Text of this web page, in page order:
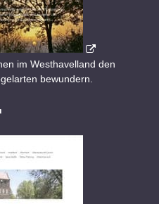
im Westhavelland den
bewundern.